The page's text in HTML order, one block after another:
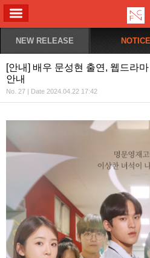
NEW RELEASE NOTICE
[안내] 배우 문성현 출연, 웹드라
안내
No. 27 | Date 2024.04.22 17:42